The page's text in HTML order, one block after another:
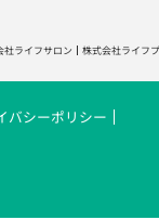
社ライフサロン 株式会社ライフ
バシーポリシー